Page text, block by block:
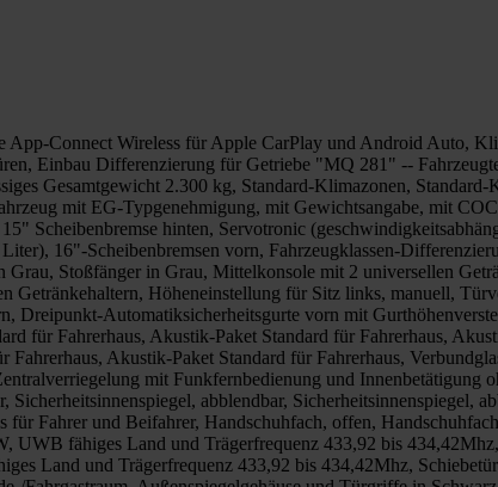
Connect Wireless für Apple CarPlay und Android Auto,
Einbau Differenzierung für Getriebe "MQ 281" --
Gesamtgewicht 2.300 kg, Standard-Klimazonen,
mit EG-Typgenehmigung, mit Gewichtsangabe, mit
Scheibenbremse hinten, Servotronic
16"-Scheibenbremsen vorn, Fahrzeugklassen-
Stoßfänger in Grau, Mittelkonsole mit 2 universellen
Höheneinstellung für Sitz links, manuell,
Automatiksicherheitsgurte vorn mit
für Fahrerhaus, Akustik-Paket Standard für Fahrerhaus,
Akustik-Paket Standard für Fahrerhaus,
mit Funkfernbedienung und Innenbetätigung
abblendbar, Sicherheitsinnenspiegel,
Fahrer und Beifahrer, Handschuhfach, offen,
UWB fähiges Land und Trägerfrequenz 433,92 bis
Land und Trägerfrequenz 433,92 bis 434,42Mhz,